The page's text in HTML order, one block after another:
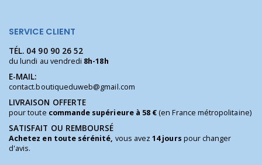
SERVICE CLIENT
TÉL. 04 90 90 26 52
du lundi au vendredi 8h-18h
E-MAIL:
contact.boutiqueduweb@gmail.com
LIVRAISON OFFERTE
pour toute commande supérieure à 58 €(en France métropolitaine)
SATISFAIT OU REMBOURSÉ
Achetez en toute sérénité, vous avez14 jours pour changer
d'avis.